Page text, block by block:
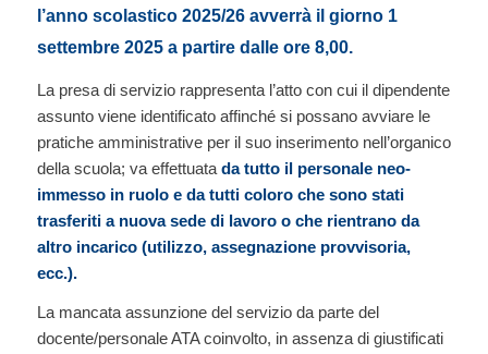
l’anno scolastico 2025/26 avverrà il giorno 1
settembre 2025 a partire dalle ore 8,00.
La presa di servizio rappresenta l’atto con cui il dipendente
assunto viene identificato affinché si possano avviare le
pratiche amministrative per il suo inserimento nell’organico
della scuola; va effettuata da tutto il personale neo-
immesso in ruolo e da tutti coloro che sono stati
trasferiti a nuova sede di lavoro o che rientrano da
altro incarico (utilizzo, assegnazione provvisoria,
ecc.).
La mancata assunzione del servizio da parte del
docente/personale ATA coinvolto, in assenza di giustificati